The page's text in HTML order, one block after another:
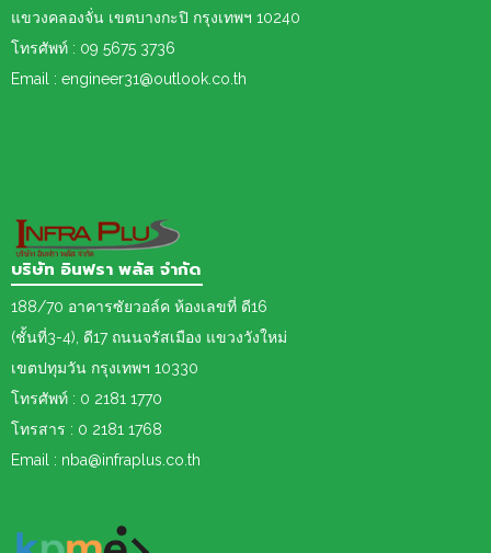
แขวงคลองจั่น เขตบางกะปิ กรุงเทพฯ 10240
โทรศัพท์ : 09 5675 3736
Email : engineer31@outlook.co.th
บริษัท อินฟรา พลัส จำกัด
188/70 อาคารซัยวอล์ค ห้องเลขที่ ดี16
(ชั้นที่3-4), ดี17 ถนนจรัสเมือง แขวงวังใหม่
เขตปทุมวัน กรุงเทพฯ 10330
โทรศัพท์ : 0 2181 1770
โทรสาร : 0 2181 1768
Email : nba@infraplus.co.th